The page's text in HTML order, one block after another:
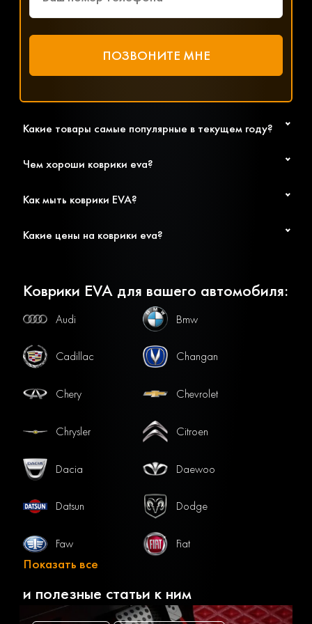
Какие товары самые популярные в текущем году?
Чем хороши коврики eva?
Как мыть коврики EVA?
Какие цены на коврики eva?
Коврики EVA для вашего автомобиля:
Audi Bmw
Cadillac Changan
Chery Chevrolet
Chrysler Citroen
Dacia Daewoo
Datsun Dodge
Faw Fiat
Geely Genesis
Показать все
и полезные статьи к ним